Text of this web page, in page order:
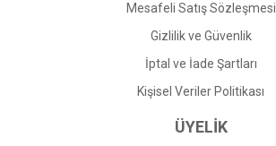
Mesafeli Satış Sözleşmesi
Gizlilik ve Güvenlik
İptal ve İade Şartları
Kişisel Veriler Politikası
ÜYELİK